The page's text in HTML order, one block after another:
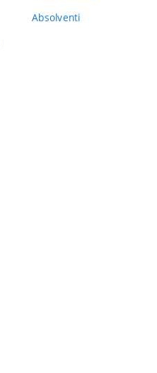
Absolventi